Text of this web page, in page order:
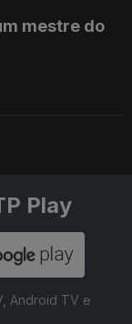
mestre do
Play
Android TV e